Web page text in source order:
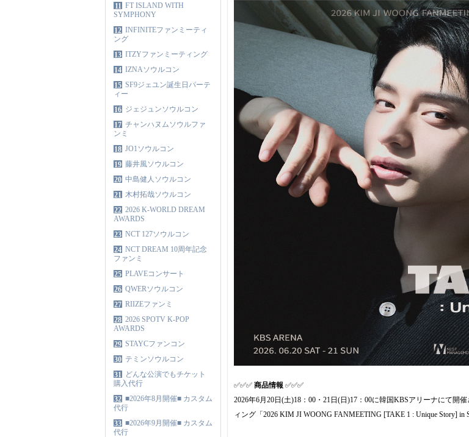
11 FT ISLAND WITH
SYMPHONY
12 INFINITEファンミーティ
ング
13 ITZYファンミーティング
14 IZNAソウルコン
15 SF9ジェユン誕生日パーテ
ィー
16 ジェジュンソウルコン
17 チャンハヌムソウルファ
ンミ
18 JO1ソウルコン
19 藤井風ソウルコン
20 中島健人ソウルコン
21 木村拓哉ソウルコン
22 2026 K-WORLD DREAM
AWARDS
23 NCT 127ソウルコン
24 NCT DREAM 10周年記念
ファンミ
25 PLAVEコンサート
26 QWERソウルコン
27 RIIZEファンミ
28 2026 SPOTV K-POP
AWARDS
29 STAYCファンコン
30 テミンソウルコン
31 どんな公演でもチケット
購入代行
32 ■2026年8月開催■ カスタム
代行
33 ■2026年9月開催■ カスタム
代行
✅✅✅ 商品情報 ✅✅✅
2026年6月20日(土)18：00・21日(日)17：00に韓国KBSアリーナにて開
ィング「2026 KIM JI WOONG FANMEETING [TAKE 1 : Unique Story] in